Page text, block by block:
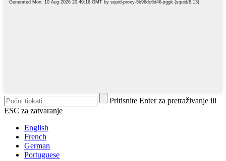
Pritisnite Enter za pretraživanje ili
ESC za zatvaranje
English
French
German
Portuguese